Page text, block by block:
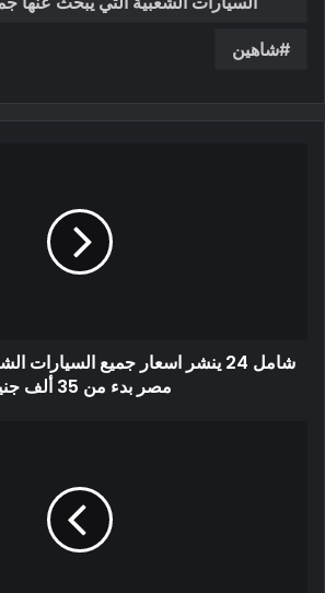
شاهين
شامل 24 ينشر اسعار جميع
مصر بدء من 35 ألف جنيه